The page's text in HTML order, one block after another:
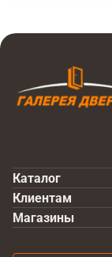
Каталог
Клиентам
Магазины